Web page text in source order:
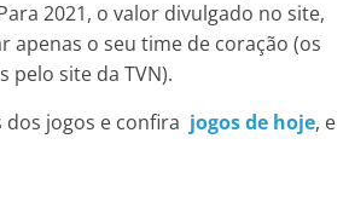
2021, o valor divulgado no site,
apenas o seu time de coração (os
pelo site da TVN).
jogos e confira jogos de hoje, e